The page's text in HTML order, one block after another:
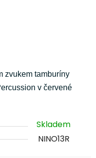
zvukem tamburíny
v červené
Skladem
NINO13R